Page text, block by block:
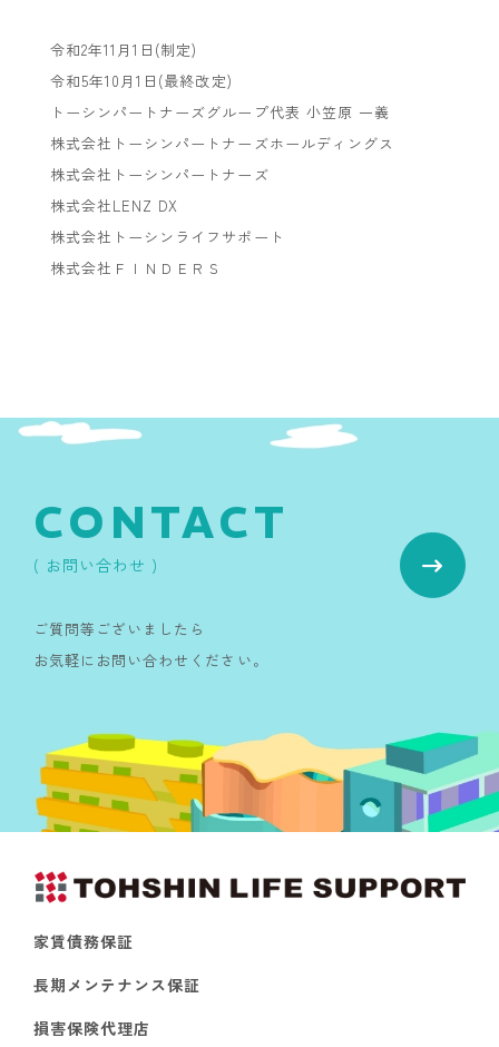
令和2年11月1日(制定)
令和5年10月1日(最終改定)
トーシンパートナーズグループ代表 小笠原 一義
株式会社トーシンパートナーズホールディングス
株式会社トーシンパートナーズ
株式会社LENZ DX
株式会社トーシンライフサポート
株式会社ＦＩＮＤＥＲＳ
CONTACT
( お問い合わせ )
ご質問等ございましたら
お気軽にお問い合わせください。
家賃債務保証
長期メンテナンス保証
損害保険代理店